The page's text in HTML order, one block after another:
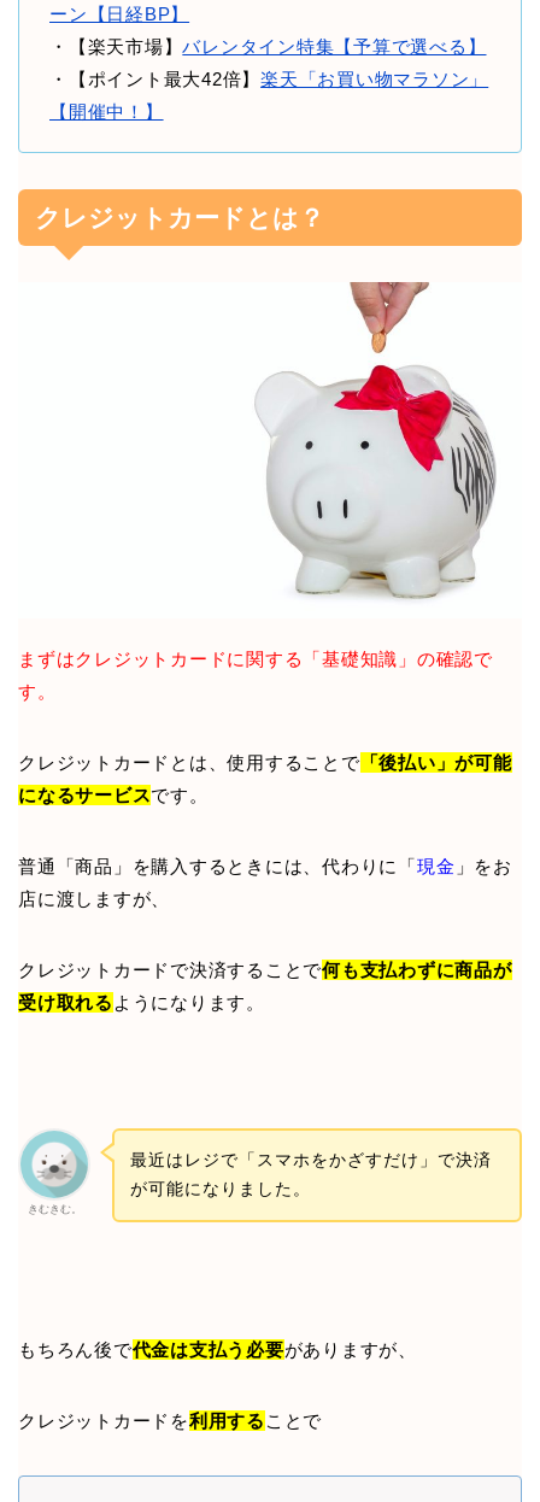
ーン【日経BP】
・【楽天市場】バレンタイン特集【予算で選べる】
・【ポイント最大42倍】楽天「お買い物マラソン」
【開催中！】
クレジットカードとは？
まずはクレジットカードに関する「基礎知識」の確認で
す。
クレジットカードとは、使用することで 「後払い」が可能
になるサービスです。
普通「商品」を購入するときには、代わりに「現金 」をお
店に渡しますが、
クレジットカードで決済することで何も支払わずに商品が
受け取れる ようになります。
きむきむ。
最近はレジで「スマホをかざすだけ」で決済
が可能になりました。
もちろん後で代金は支払う必要がありますが、
クレジットカードを利用する ことで